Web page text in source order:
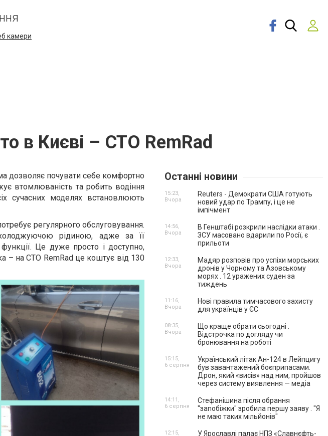
камери
в Києві – СТО RemRad
дозволяє почувати себе комфортно
втомлюваність та робить водіння
сучасних моделях встановлюють
регулярного обслуговування.
рідиною, адже за її
Це дуже просто і доступно,
– на СТО RemRad це коштує від 130
Останні новини
Reuters - Демократи США готують
новий удар по Трампу, і це не
імпічмент
15:23,
Вчора
В Генштабі розкрили наслідки атаки .
ЗСУ масовано вдарили по Росії, є
прильоти
14:56,
Вчора
Мадяр розповів про успіхи морських
дронів у Чорному та Азовському
морях . 12 уражених суден за
тиждень
12:33,
Вчора
Нові правила тимчасового захисту
для українців у ЄС
11:16,
Вчора
Що краще обрати сьогодні .
Відстрочка по догляду чи
бронювання на роботі
08:35,
Вчора
Український літак Ан-124 в Лейпцигу
був завантажений боєприпасами.
Дрон, який «висів» над ним, пройшов
через систему виявлення — медіа
15:15,
6 серпня
Стефанішина після обрання
"запобіжки" зробила першу заяву . "Я
не маю таких мільйонів"
14:11,
6 серпня
У Ярославлі палає НПЗ «Славнєфть-
12:15,